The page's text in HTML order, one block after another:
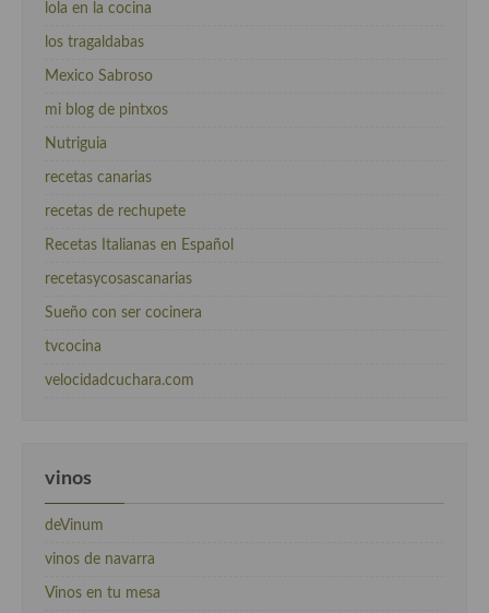
lola en la cocina
los tragaldabas
Mexico Sabroso
mi blog de pintxos
Nutriguia
recetas canarias
recetas de rechupete
Recetas Italianas en Español
recetasycosascanarias
Sueño con ser cocinera
tvcocina
velocidadcuchara.com
vinos
deVinum
vinos de navarra
Vinos en tu mesa